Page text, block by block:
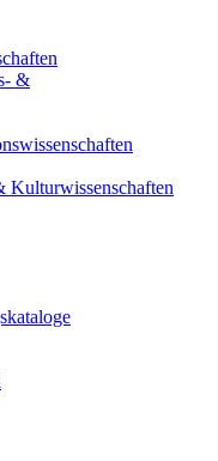
&
Kulturwissenschaften